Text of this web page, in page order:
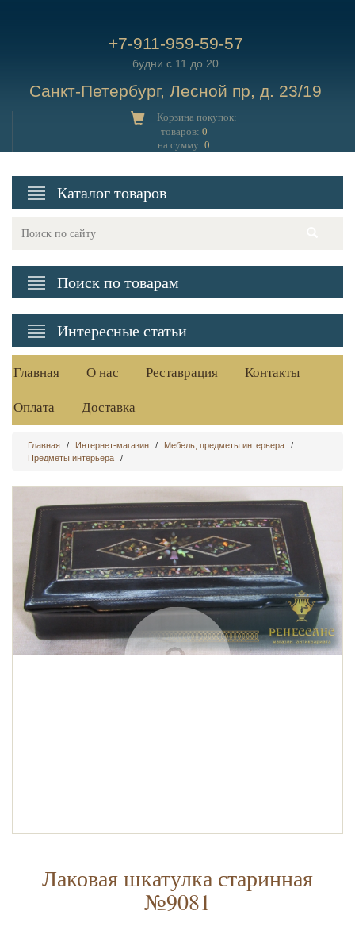
+7-911-959-59-57
будни с 11 до 20
Санкт-Петербург, Лесной пр, д. 23/19
Корзина покупок:
товаров: 0
на сумму:0
Каталог товаров
Поиск по товарам
Интересные статьи
Главная О нас Реставрация
Контакты
Оплата
Доставка
Главная / Интернет-магазин / Мебель, предметы интерьера
/
Предметы интерьера
/
Лаковая шкатулка старинная
№9081